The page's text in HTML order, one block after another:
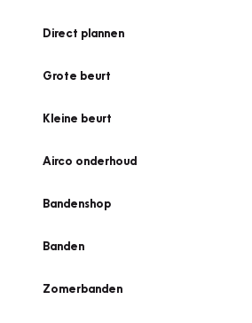
Direct plannen
Grote beurt
Kleine beurt
Airco onderhoud
Bandenshop
Banden
Zomerbanden